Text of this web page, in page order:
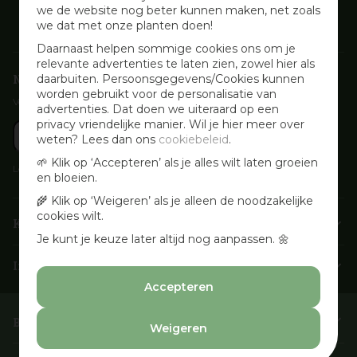
we de website nog beter kunnen maken, net zoals
we dat met onze planten doen!
Daarnaast helpen sommige cookies ons om je
relevante advertenties te laten zien, zowel hier als
daarbuiten. Persoonsgegevens/Cookies kunnen
worden gebruikt voor de personalisatie van
advertenties. Dat doen we uiteraard op een
privacy vriendelijke manier. Wil je hier meer over
weten? Lees dan ons cookiebeleid.
🌱 Klik op ‘Accepteren’ als je alles wilt laten groeien
en bloeien.
🌾 Klik op ‘Weigeren’ als je alleen de noodzakelijke
cookies wilt.
Je kunt je keuze later altijd nog aanpassen. 🌼
Accepteren
Weigeren
Nieuwsbrief aanmelden
Voor wekelijkse aanbiedingen, activiteiten en inspirerende tips
Lees onzePrivacyverklaring
Klantenservice
Info & openingstijden